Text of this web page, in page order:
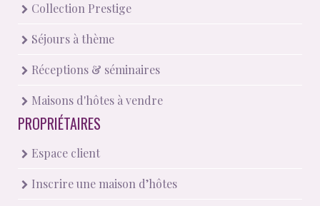
Collection Prestige
Séjours à thème
Réceptions & séminaires
Maisons d'hôtes à vendre
PROPRIÉTAIRES
Espace client
Inscrire une maison d’hôtes